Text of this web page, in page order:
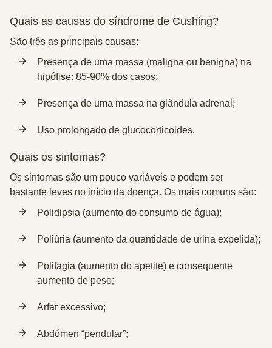
Quais as causas do síndrome de Cushing?
São três as principais causas:
Presença de uma massa (maligna ou benigna) na
hipófise: 85-90% dos casos;
Presença de uma massa na glândula adrenal;
Uso prolongado de glucocorticoides.
Quais os sintomas?
Os sintomas são um pouco variáveis e podem ser
bastante leves no início da doença. Os mais comuns são:
Polidipsia (aumento do consumo de água);
Poliúria (aumento da quantidade de urina expelida);
Polifagia (aumento do apetite) e consequente
aumento de peso;
Arfar excessivo;
Abdómen “pendular”;